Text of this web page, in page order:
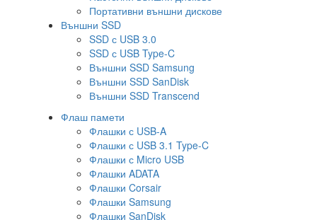
Портативни външни дискове
Външни SSD
SSD с USB 3.0
SSD с USB Type-C
Външни SSD Samsung
Външни SSD SanDisk
Външни SSD Transcend
Флаш памети
Флашки с USB-A
Флашки с USB 3.1 Type-C
Флашки с Micro USB
Флашки ADATA
Флашки Corsair
Флашки Samsung
Флашки SanDisk